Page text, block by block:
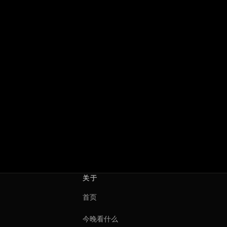
关于
首页
今晚看什么